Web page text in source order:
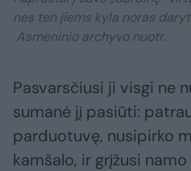
nes ten jiems kyla noras
Asmeninio archyvo nuotr.
Pasvarsčiusi ji visgi ne
sumanė jį pasiūti:
parduotuvę, nusipirko
kamšalo, ir grįžusi